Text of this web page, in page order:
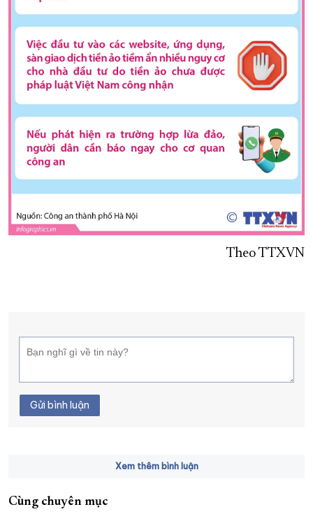
Theo TTXVN
Gửi bình luận
Xem thêm bình luận
Cùng chuyên mục